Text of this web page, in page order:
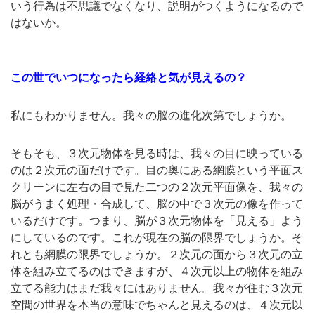
いう行為は不思議でなくなり、説明がつくようになるので
はないか。
この世でいつになったら経絡と気が見えるの？
私にもわかりません。我々の脳の進化次第でしょうか。
そもそも、３次元物体を見る時は、我々の目に映っている
のは２次元の面だけです。目の奥にある網膜という平面ス
クリーンに左右の目で見た二つの２次元平面像を、我々の
脳がうまく処理・合成して、脳の中で３次元の像を作って
いるだけです。つまり、脳が３次元物体を「見える」よう
にしているのです。これが現在の脳の限界でしょうか。そ
れとも網膜の限界でしょうか。２次元の面から３次元の立
体を組み立てるのはできますが、４次元以上の物体を組み
立てる能力はまだ我々にはありません。我々が住む３次元
空間の世界を本当の意味でちゃんと見えるのは、４次元以